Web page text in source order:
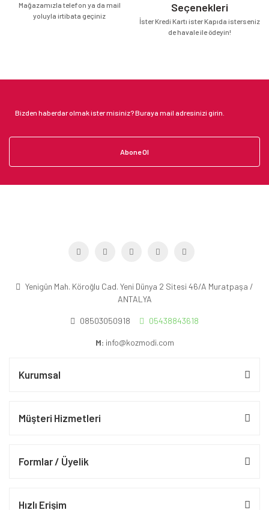
Mağazamızla telefon ya da mail
yoluyla irtibata geçiniz
Seçenekleri
İster Kredi Kartı ister Kapıda isterseniz
de havale ile ödeyin!
Abone Ol
Yenigün Mah. Köroğlu Cad. Yeni Dünya 2 Sitesi 46/A Muratpaşa /
ANTALYA
08503050918 05438843618
M: info@kozmodi.com
Kurumsal
Müşteri Hizmetleri
Formlar / Üyelik
Hızlı Erişim